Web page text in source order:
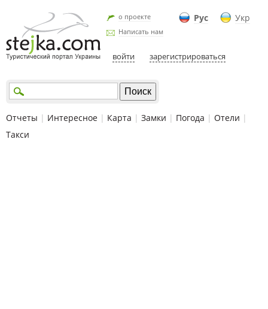
Рус Укр
о проекте
Написать нам
войти зарегистрироваться
Отчеты | Интересное | Карта | Замки | Погода | Отели |
Такси